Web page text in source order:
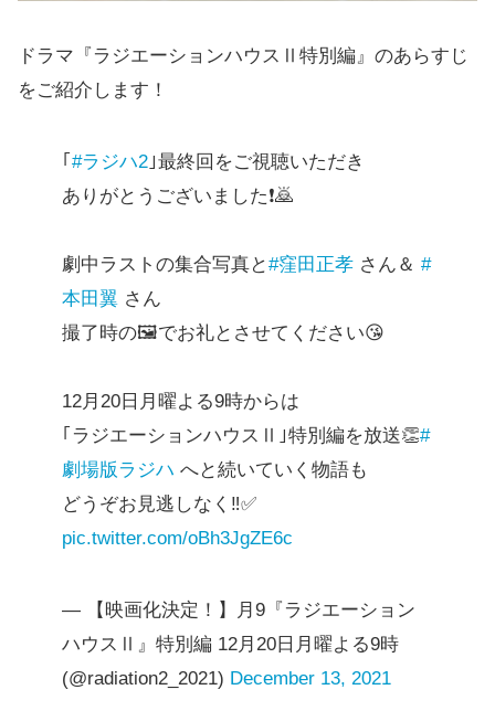
ドラマ『ラジエーションハウスⅡ特別編』のあらすじ
をご紹介します！
｢ #ラジハ2 ｣最終回をご視聴いただき
ありがとうございました❗🙇
劇中ラストの集合写真と#窪田正孝 さん＆ #
本田翼 さん
撮了時の🖼️でお礼とさせてください😘
12月20日月曜よる9時からは
｢ラジエーションハウスⅡ｣特別編を放送👏#
劇場版ラジハ へと続いていく物語も
どうぞお見逃しなく‼️✅
pic.twitter.com/oBh3JgZE6c
— 【映画化決定！】月9『ラジエーション
ハウスⅡ』特別編 12月20日月曜よる9時
(@radiation2_2021) December 13, 2021